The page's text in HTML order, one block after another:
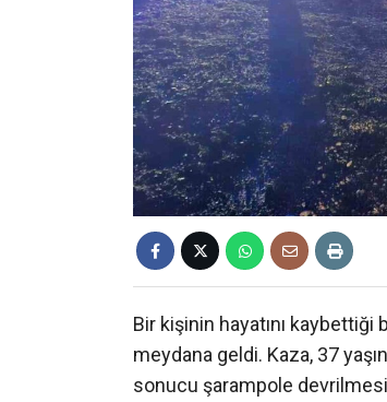
Bir kişinin hayatını kaybettiği
meydana geldi. Kaza, 37
sonucu şarampole